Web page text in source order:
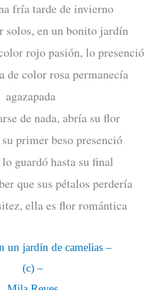
fría tarde de invierno
solos, en un bonito jardín
rojo pasión, lo presenció
de color rosa permanecía
agazapada
de nada, abría su flor
primer beso presenció
guardó hasta su final
que sus pétalos perdería
ella es flor romántica
un jardín de camelias –
(c) –